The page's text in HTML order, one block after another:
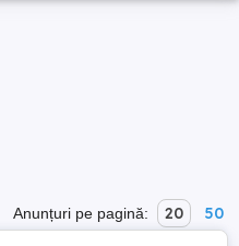
Anunțuri pe pagină: 20 50